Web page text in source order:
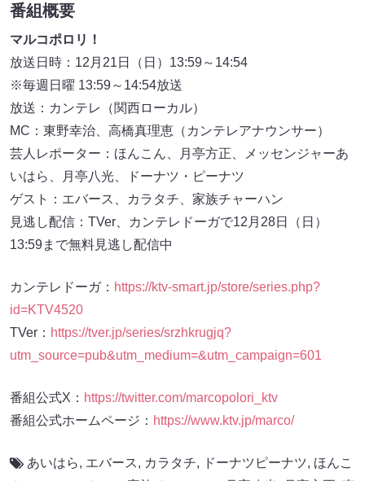
番組概要
マルコポロリ！
放送日時：12月21日（日）13:59～14:54
※毎週日曜 13:59～14:54放送
放送：カンテレ（関西ローカル）
MC：東野幸治、高橋真理恵（カンテレアナウンサー）
芸人レポーター：ほんこん、月亭方正、メッセンジャーあ
いはら、月亭八光、ドーナツ・ピーナツ
ゲスト：エバース、カラタチ、家族チャーハン
見逃し配信：TVer、カンテレドーガで12月28日（日）
13:59まで無料見逃し配信中
カンテレドーガ： https://ktv-smart.jp/store/series.php?
id=KTV4520
TVer： https://tver.jp/series/srzhkrugjq?
utm_source=pub&utm_medium=&utm_campaign=601
番組公式X： https://twitter.com/marcopolori_ktv
番組公式ホームページ： https://www.ktv.jp/marco/
あいはら, エバース, カラタチ, ドーナツピーナツ, ほんこ